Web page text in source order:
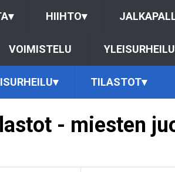
▾ HIIHTO▾
VOIMISTELU YLEISURHEILU
▾ TILASTOT▾
- miesten